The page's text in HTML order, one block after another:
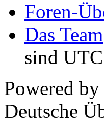
Foren-
Das Team
sind
Powered by
Deutsche